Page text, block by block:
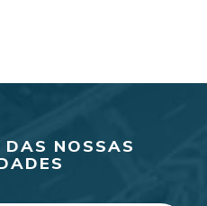
NOSSAS